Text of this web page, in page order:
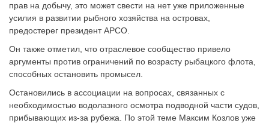
прав на добычу, это может свести на нет уже приложенные
усилия в развитии рыбного хозяйства на островах,
предостерег президент АРСО.
Он также отметил, что отраслевое сообщество привело
аргументы против ограничений по возрасту рыбацкого флота,
способных остановить промысел.
Остановились в ассоциации на вопросах, связанных с
необходимостью водолазного осмотра подводной части судов,
прибывающих из-за рубежа. По этой теме Максим Козлов уже